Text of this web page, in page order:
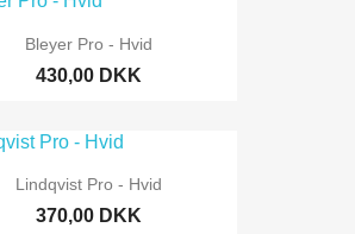
Bleyer Pro - Hvid
430,00 DKK
Lindqvist Pro - Hvid
370,00 DKK